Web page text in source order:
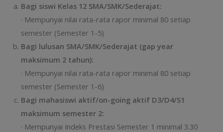
Bagi siswi Kelas 12 SMA/SMK/Sederajat:
· Mempunyai nilai rata-rata rapor minimal 80 setiap
semester (Semester 1-5)
Bagi lulusan SMA/SMK/Sederajat (gap year
maksimum 2 tahun):
· Mempunyai nilai rata-rata rapor minimal 80 setiap
semester (Semester 1-6)
Bagi mahasiswi aktif/on-going aktif D3/D4/S1
maksimum semester 2:
· Mempunyai Indeks Prestasi Semester 1 minimal 3.30